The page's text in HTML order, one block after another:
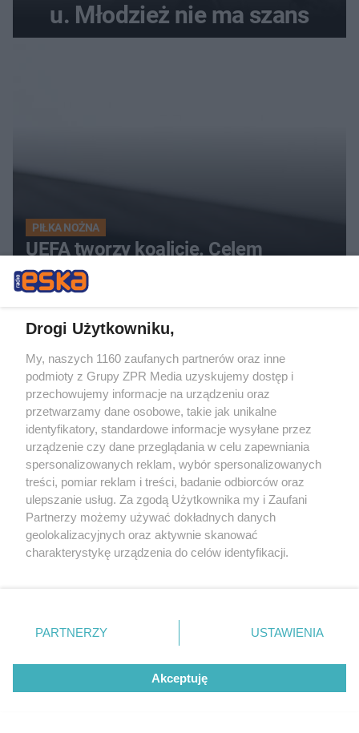
u. Młodzież nie ma szans
PIŁKA NOŻNA
UEFA tworzy koalicję. Celem
prezydent FIFA Gianni Infantino
TEST OSOBOWOŚCI
Psychotest. Wybierz jeden kwiat i
sprawdź, jaki masz typ osobowości
Drogi Użytkowniku,
My, naszych 1160 zaufanych partnerów oraz inne
podmioty z Grupy ZPR Media uzyskujemy dostęp i
przechowujemy informacje na urządzeniu oraz
przetwarzamy dane osobowe, takie jak unikalne
identyfikatory, standardowe informacje wysyłane przez
urządzenie czy dane przeglądania w celu zapewniania
spersonalizowanych reklam, wybór spersonalizowanych
treści, pomiar reklam i treści, badanie odbiorców oraz
ulepszanie usług. Za zgodą Użytkownika my i Zaufani
Partnerzy możemy używać dokładnych danych
geolokalizacyjnych oraz aktywnie skanować
charakterystykę urządzenia do celów identyfikacji.
zmienić/wycofać klikając przycisk ustawień prywatności
znajdujący się w lewym dolnym rogu strony
rodzaje przetwarzania danych nie wymagają zgody
użytkownika, ale masz prawo sprzeciwić się takiemu
przetwarzaniu. Preferencje będą miały zastosowanie tylko
PARTNERZY USTAWIENIA
Akceptuję